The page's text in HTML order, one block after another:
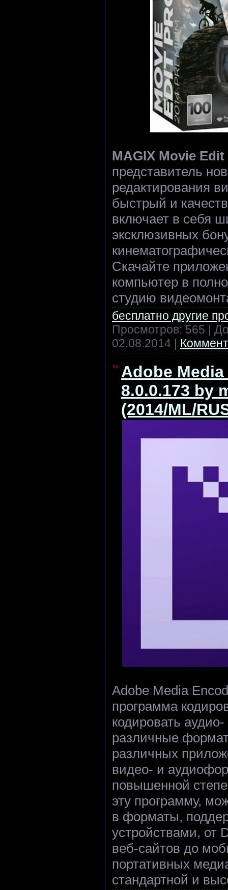
MAGIX Movie
представитель
редактирования
быстрый и
включает в себя
эксклюзивных
Скачайте
компьютер в
студию
бесплатно другие
Просмотров: 565 |
02.08.2014 |
Adobe
8.0.0.173 by
(2014/ML/
Adobe Media
программа
кодировать
различные
различных
видео- и
повышенной
эту программу,
в форматы,
устройствами, от
веб-сайтов до
портативных
стандартной и